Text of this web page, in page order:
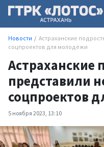
Новости
Астраханские
соцпроектов для молодёжи
Астраханские
представили
соцпроектов
5 ноября 2023, 13:10